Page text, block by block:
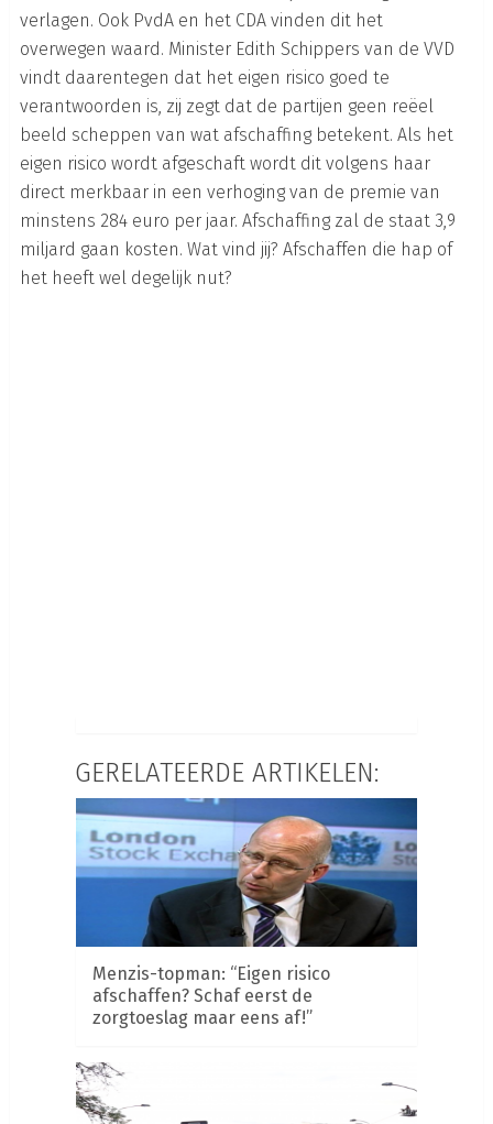
verlagen. Ook PvdA en het CDA vinden dit het
overwegen waard. Minister Edith Schippers van de VVD
vindt daarentegen dat het eigen risico goed te
verantwoorden is, zij zegt dat de partijen geen reëel
beeld scheppen van wat afschaffing betekent. Als het
eigen risico wordt afgeschaft wordt dit volgens haar
direct merkbaar in een verhoging van de premie van
minstens 284 euro per jaar. Afschaffing zal de staat 3,9
miljard gaan kosten. Wat vind jij? Afschaffen die hap of
het heeft wel degelijk nut?
GERELATEERDE ARTIKELEN:
Menzis-topman: “Eigen risico
afschaffen? Schaf eerst de
zorgtoeslag maar eens af!”